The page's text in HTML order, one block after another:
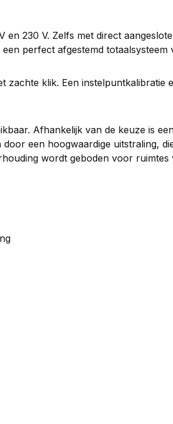
230 V. Zelfs met direct
perfect afgestemd
klik. Een
Afhankelijk van de keuze is
een hoogwaardige uitstraling,
wordt geboden voor